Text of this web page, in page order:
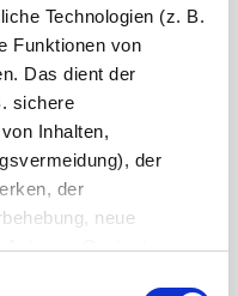
Technologien (z. B.
Funktionen von
Das dient der
sichere
Inhalten,
der
der
neue
Content-
Experten prüfen jede
So können Sie sich
erhalten.